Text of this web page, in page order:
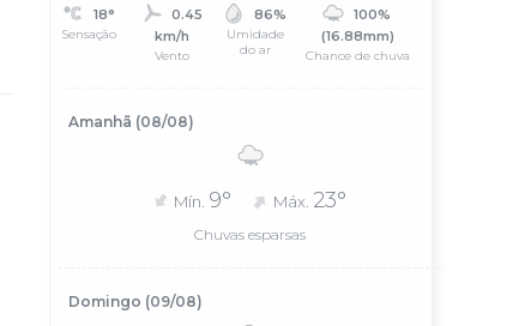
18°
Sensação
0.45
km/h
Vento
86%
Umidade
do ar
100%
(16.88mm)
Chance de chuva
Amanhã (08/08)
Mín. 9° Máx. 23°
Chuvas esparsas
Domingo (09/08)